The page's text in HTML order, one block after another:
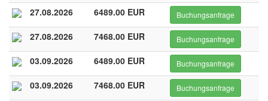
27.08.2026 6489.00 EUR Buchungsanfrage
27.08.2026 7468.00 EUR Buchungsanfrage
03.09.2026 6489.00 EUR Buchungsanfrage
03.09.2026 7468.00 EUR Buchungsanfrage